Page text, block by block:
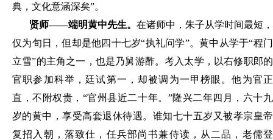
典，文化意涵深矣”。
贤师——端明黄中先生。 在诸师中，朱子从学时间最短，
仅为旬日，但却是他四十七岁“执礼问学”。黄中从学于“程门
立雪”的主角之一，也是乃舅游酢。考入太学，以右修职郎的
官职参加科举，廷试第一，却被调为一甲榜眼。他为官正
直，不附权贵，“官州县近二十年。”隆兴二年四月，六十九
岁的黄中，享受高套退休待遇。谁知七十五岁又被孝宗皇帝
复招入朝，落致仕，任兵部尚书兼侍读，从二品，老儒登